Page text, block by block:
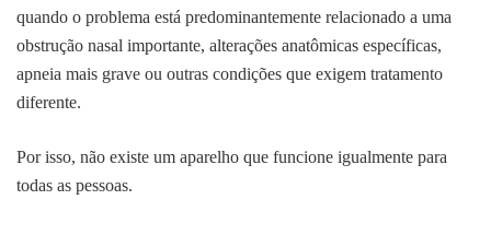
quando o problema está predominantemente relacionado a uma
obstrução nasal importante, alterações anatômicas específicas,
apneia mais grave ou outras condições que exigem tratamento
diferente.
Por isso, não existe um aparelho que funcione igualmente para
todas as pessoas.